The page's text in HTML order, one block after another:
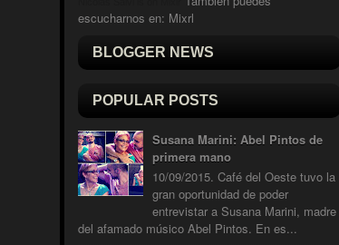
escucharnos en: Mixrl
BLOGGER NEWS
POPULAR POSTS
Susana Marini: Abel Pintos de
primera mano
10/09/2015. Café del Oeste tuvo la
gran oportunidad de poder
entrevistar a Susana Marini, madre
del afamado músico Abel Pintos. En es...